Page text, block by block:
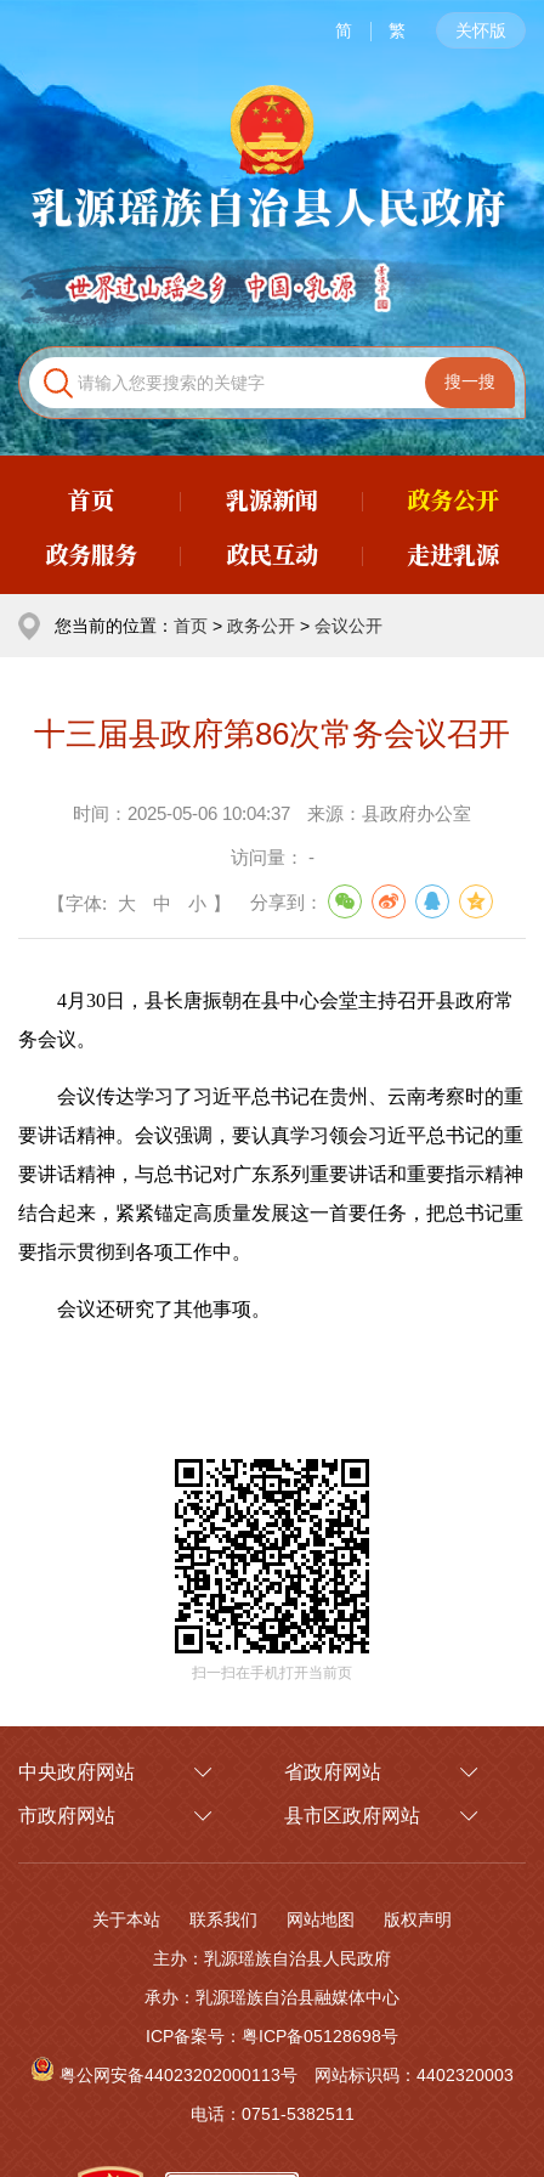
简 繁 关怀版
首页 乳源新闻
政务公开
政务服务
政民互动 走进乳源
您当前的位置： 首页 > 政务公开 > 会议公开
十三届县政府第86次常务会议召开
时间： 2025-05-06 10:04:37 来源： 县政府办公室
访问量： -
【字体: 大 中 小 】 分享到：
4月30日，县长唐振朝在县中心会堂主持召开县政府常
务会议。
会议传达学习了习近平总书记在贵州、云南考察时的重
要讲话精神。会议强调，要认真学习领会习近平总书记的重
要讲话精神，与总书记对广东系列重要讲话和重要指示精神
结合起来，紧紧锚定高质量发展这一首要任务，把总书记重
要指示贯彻到各项工作中。
会议还研究了其他事项。
扫一扫在手机打开当前页
中央政府网站 省政府网站
市政府网站 县市区政府网站
关于本站 联系我们 网站地图
版权声明
主办：乳源瑶族自治县人民政府
承办：乳源瑶族自治县融媒体中心
ICP备案号：粤ICP备05128698号
粤公网安备44023202000113号
网站标识码：4402320003
电话：0751-5382511